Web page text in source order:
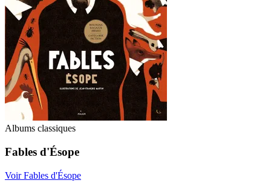
Albums classiques
Fables d'Ésope
Voir Fables d'Ésope